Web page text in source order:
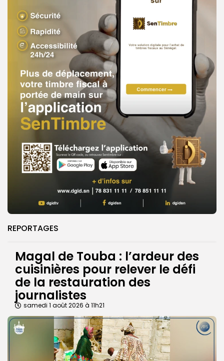
REPORTAGES
Magal de Touba : l’ardeur des
cuisinières pour relever le défi
de la restauration des
journalistes
samedi 1 août 2026 à 11h21